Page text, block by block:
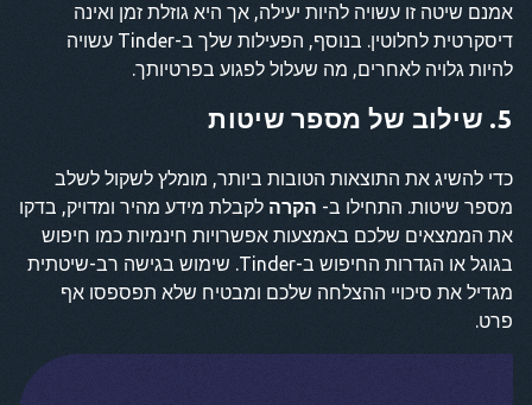
אמנם שיטה זו עשויה להיות יעילה, אך היא גוזלת זמן ואינה
דיסקרטית לחלוטין. בנוסף, הפעילות שלך ב-Tinder עשויה
להיות גלויה לאחרים, מה שעלול לפגוע בפרטיותך.
5. שילוב של מספר שיטות
כדי להשיג את התוצאות הטובות ביותר, מומלץ לשקול לשלב
מספר שיטות. התחילו ב- הקרה לקבלת מידע מהיר ומדויק, בדקו
את הממצאים שלכם באמצעות אפשרויות חינמיות כמו חיפוש
בגוגל או הגדרות החיפוש ב-Tinder. שימוש בגישה רב-שיטתית
מגדיל את סיכויי ההצלחה שלכם ומבטיח שלא תפספסו אף
פרט.